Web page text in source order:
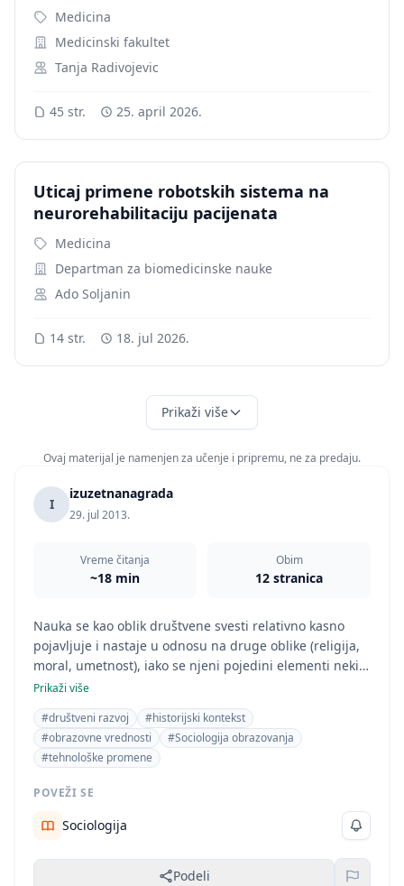
Medicina
Medicinski fakultet
Tanja Radivojevic
45 str. 25. april 2026.
Uticaj primene robotskih sistema na
neurorehabilitaciju pacijenata
Medicina
Departman za biomedicinske nauke
Ado Soljanin
14 str. 18. jul 2026.
Prikaži više
Ovaj materijal je namenjen za učenje i pripremu, ne za predaju.
I
izuzetnanagrada
29. jul 2013.
Vreme čitanja
~18 min
Obim
12 stranica
Nauka se kao oblik društvene svesti relativno kasno
pojavljuje i nastaje u odnosu na druge oblike (religija,
moral, umetnost), iako se njeni pojedini elementi nekih
oblasti (fizika, geometrija, matematika, medicina),
pojavljuju veoma rano.
Prikaži više
#društveni razvoj
#historijski kontekst
#obrazovne vrednosti
#Sociologija obrazovanja
#tehnološke promene
POVEŽI SE
Sociologija
Podeli